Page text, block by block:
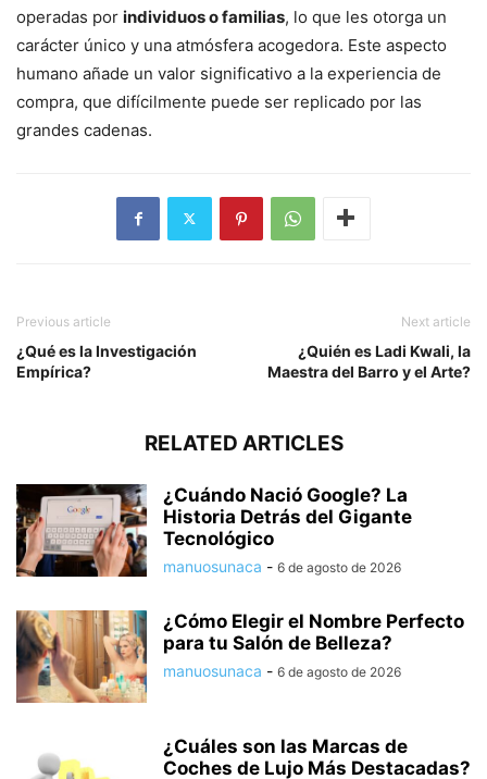
operadas por individuos o familias, lo que les otorga un
carácter único y una atmósfera acogedora. Este aspecto
humano añade un valor significativo a la experiencia de
compra, que difícilmente puede ser replicado por las
grandes cadenas.
Previous article
¿Qué es la Investigación
Empírica?
Next article
¿Quién es Ladi Kwali, la
Maestra del Barro y el Arte?
RELATED ARTICLES
¿Cuándo Nació Google? La
Historia Detrás del Gigante
Tecnológico
manuosunaca - 6 de agosto de 2026
¿Cómo Elegir el Nombre Perfecto
para tu Salón de Belleza?
manuosunaca - 6 de agosto de 2026
¿Cuáles son las Marcas de
Coches de Lujo Más Destacadas?